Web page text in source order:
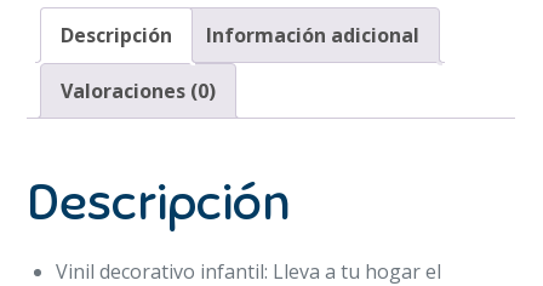
Descripción Información adicional
Valoraciones (0)
Descripción
Vinil decorativo infantil: Lleva a tu hogar el